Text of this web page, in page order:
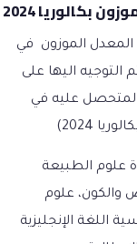
بكالوريا 2024
المعدل الموزون في
التوجيه اليها على
عليه في
2024)
علوم الطبيعة
والكون، علوم
اللغة الإنجليزية